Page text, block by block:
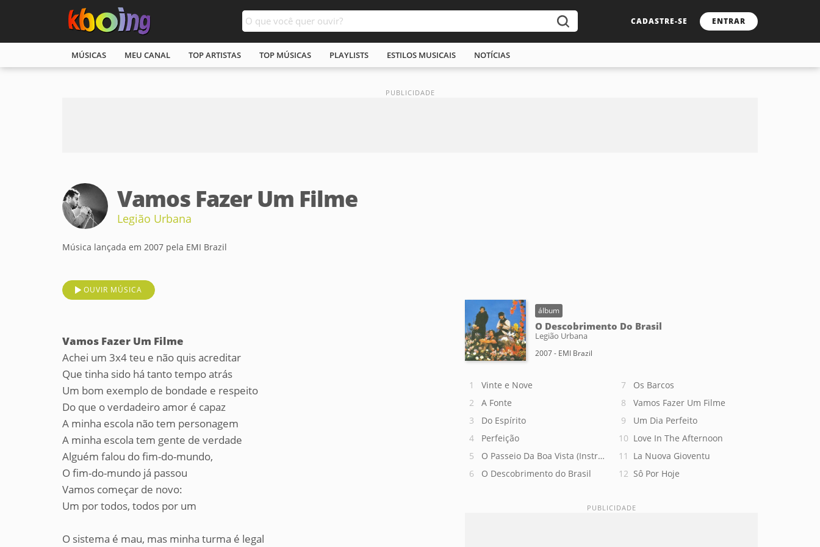
CADASTRE-SE ENTRAR
MÚSICAS MEU CANAL TOP ARTISTAS TOP MÚSICAS PLAYLISTS ESTILOS MUSICAIS NOTÍCIAS
Vamos Fazer Um Filme
Legião Urbana
Música lançada em 2007 pela EMI Brazil
OUVIR MÚSICA
Vamos Fazer Um Filme
Achei um 3x4 teu e não quis acreditar
Que tinha sido há tanto tempo atrás
Um bom exemplo de bondade e respeito
Do que o verdadeiro amor é capaz
A minha escola não tem personagem
A minha escola tem gente de verdade
Alguém falou do fim-do-mundo,
O fim-do-mundo já passou
Vamos começar de novo:
Um por todos, todos por um
O sistema é mau, mas minha turma é legal
álbum
O Descobrimento Do Brasil
Legião Urbana
2007 - EMI Brazil
Vinte e Nove
A Fonte
Do Espírito
Perfeição
O Passeio Da Boa Vista (Instrumental)
O Descobrimento do Brasil
Os Barcos
Vamos Fazer Um Filme
Um Dia Perfeito
Love In The Afternoon
La Nuova Gioventu
Sô Por Hoje